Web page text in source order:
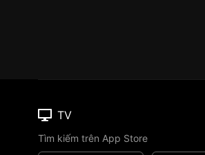
TV
Tìm kiếm trên App Store